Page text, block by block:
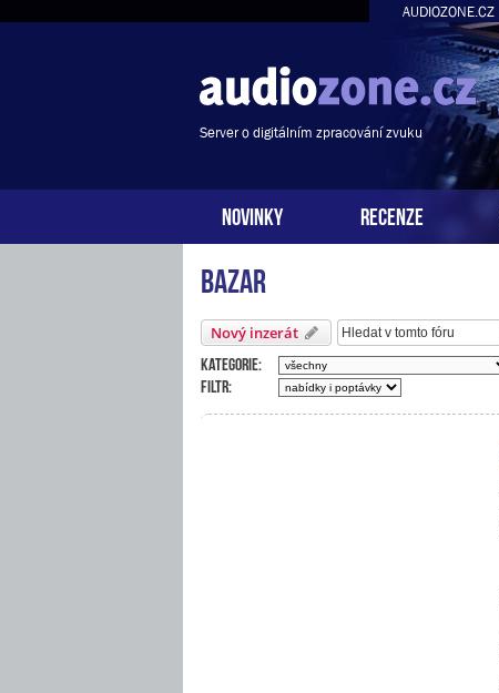
AUDIOZONE.CZ
Server o digitálním zpracování zvuku
NOVINKY RECENZE
Bazar
Nový inzerát
Kategorie:
Filtr: